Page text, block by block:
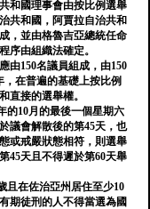
和國理事會由按比例選舉
共和國，阿賈拉自治共和
，並由格魯吉亞總統任命
序由組織法確定。
由150名議員組成，由150
在普遍的基礎上按比例
直接的選舉權。
的10月的最後一個星期六
議會解散後的第45天，也
或戒嚴狀態相符，則選舉
45天且不得遲於第60天舉
且在佐治亞州居住至少10
期徒刑的人不得當選為國